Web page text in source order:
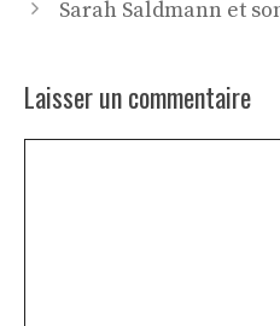
Sarah Saldmann et
Laisser un commentaire